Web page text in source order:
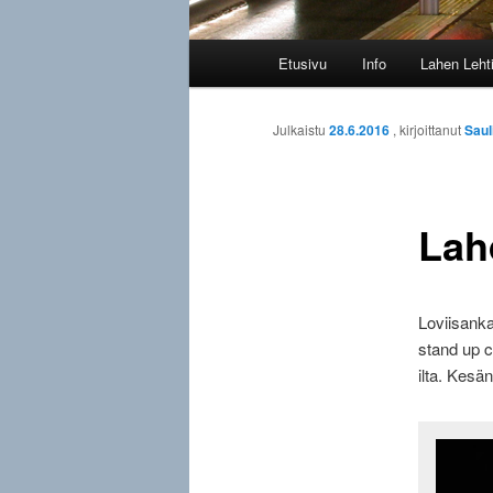
Etusivu Info Lahen
Julkaistu 28.6.2016 , kirjoittanut
stand up
ilta.